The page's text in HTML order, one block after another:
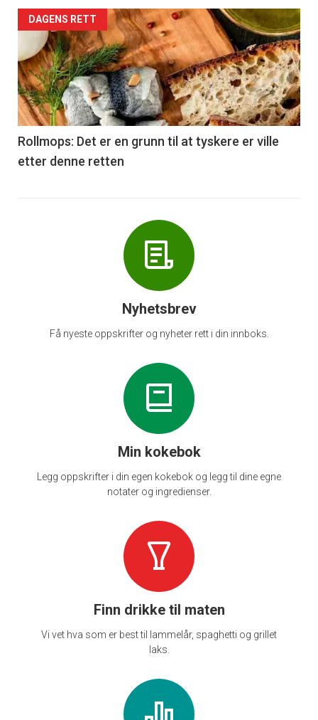
Forsiden
akkurat
nå
-
6
DAGENS RETT
Rollmops: Det er en grunn til at tyskere er ville
etter denne retten
Nyhetsbrev
Få nyeste oppskrifter og nyheter rett i din innboks.
Min kokebok
Legg oppskrifter i din egen kokebok og legg til dine egne
notater og ingredienser.
Finn drikke til maten
Vi vet hva som er best til lammelår, spaghetti og grillet
laks.